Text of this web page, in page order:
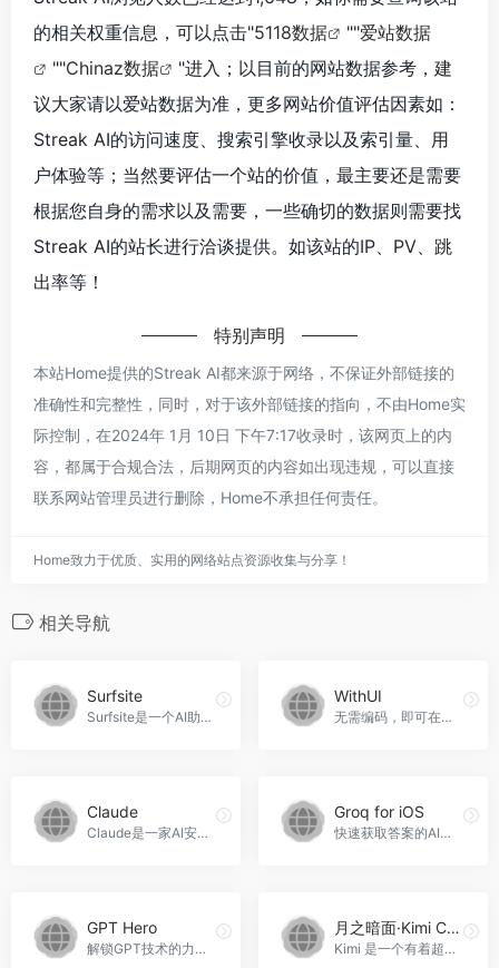
的相关权重信息，可以点击"5118数据 ""爱站数据
""Chinaz数据
"进入；以目前的网站数据参考，建
议大家请以爱站数据为准，更多网站价值评估因素如：
Streak AI的访问速度、搜索引擎收录以及索引量、用
户体验等；当然要评估一个站的价值，最主要还是需要
根据您自身的需求以及需要，一些确切的数据则需要找
Streak AI的站长进行洽谈提供。如该站的IP、PV、跳
出率等！
特别声明
本站Home提供的Streak AI都来源于网络，不保证外部链接的
准确性和完整性，同时，对于该外部链接的指向，不由Home实
际控制，在2024年 1月 10日 下午7:17收录时，该网页上的内
容，都属于合规合法，后期网页的内容如出现违规，可以直接
联系网站管理员进行删除，Home不承担任何责任。
Home致力于优质、实用的网络站点资源收集与分享！
相关导航
Surfsite
Surfsite是一个AI助手，可中央化工具、自动化任务和提供实时洞察。
WithUI
无需编码，即可在几秒钟内构建AI迷你应用程序！，WithUI官网入口网址
Claude
Claude是一家AI安全和研究公司，他们的Claude系列AI模型可以执行复杂的认知任务，进行图像分析和代码生成，适用于各种应用场景，Claude官网入口网址
Groq for iOS
快速获取答案的AI助手
GPT Hero
解锁GPT技术的力量，连接、合作和发现创新的AI解决方案。GPT Hero官网入口网址
月之暗面·Kimi Chat
Kimi 是一个有着超大“内存”的智能助手，可以一口气读完二十万字的小说，还会上网冲浪，快来跟他聊聊吧 | Kimi Chat - Moonshot AI 出品的智能助手，月之暗面·Kimi Chat官网入口网址